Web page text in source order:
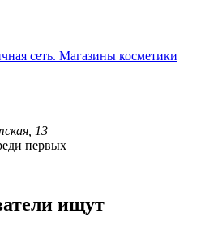
сеть. Магазины косметики
13
первых
ищут